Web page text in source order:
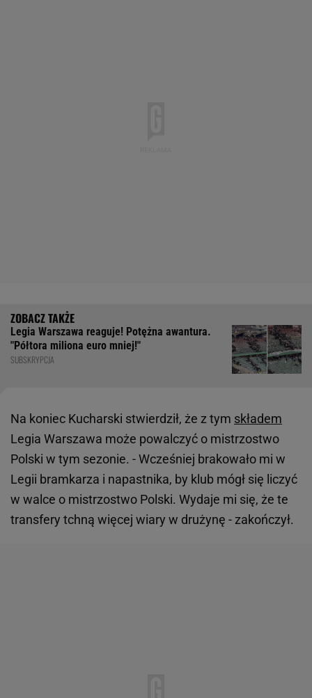
Legia Warszawa reaguje! Potężna awantura.
"Półtora miliona euro mniej!"
SUBSKRYPCJA
Na koniec Kucharski stwierdził, że z tym składem
Legia Warszawa może powalczyć o mistrzostwo
Polski w tym sezonie. - Wcześniej brakowało mi w
Legii bramkarza i napastnika, by klub mógł się liczyć
w walce o mistrzostwo Polski. Wydaje mi się, że te
transfery tchną więcej wiary w drużynę - zakończył.